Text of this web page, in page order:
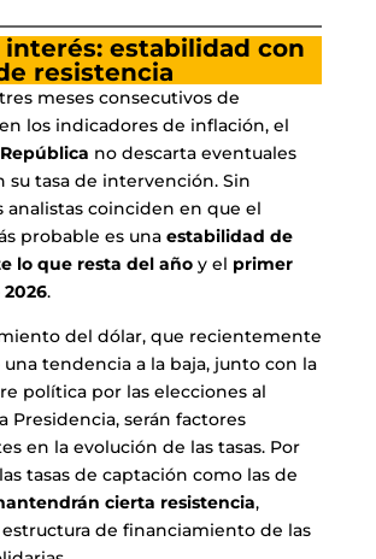
interés: estabilidad con
resistencia
meses consecutivos de
los indicadores de inflación, el
no descarta eventuales
su tasa de intervención. Sin
analistas coinciden en que el
probable es una estabilidad de
lo que resta del añoy el primer
.
del dólar, que recientemente
tendencia a la baja, junto con la
política por las elecciones al
Presidencia, serán factores
en la evolución de las tasas. Por
tasas de captación como las de
cierta resistencia,
de financiamiento de las